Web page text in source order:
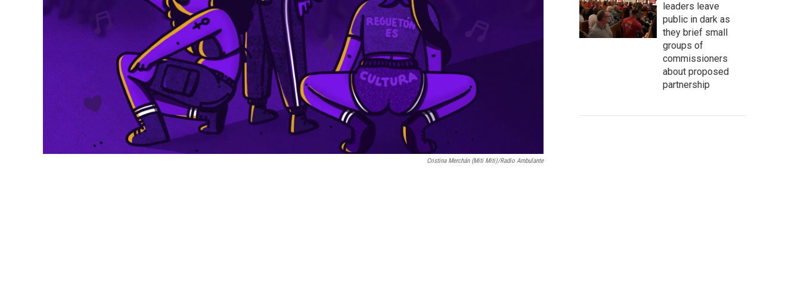
Cristina Merchán (Miti Miti)/Radio Ambulante
leaders leave
public in dark as
they brief small
groups of
commissioners
about proposed
partnership